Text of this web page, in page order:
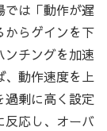
では「動作が遅
からゲインを下
ンチングを加速
、動作速度を上
過剰に高く設定
反応し、オーバ